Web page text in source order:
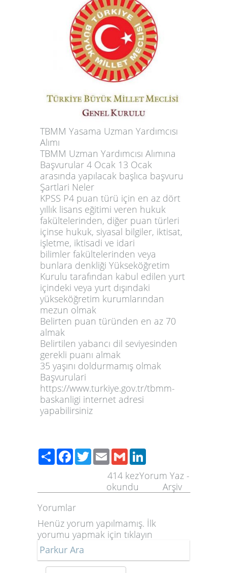
TBMM Yasama Uzman Yardımcısı
Alımı
TBMM Uzman Yardımcısı Alımına
Başvurular 4 Ocak 13 Ocak
arasında yapılacak başlıca başvuru
Şartlari Neler
KPSS P4 puan türü için en az dört
yıllık lisans eğitimi veren hukuk
fakültelerinden, diğer puan türleri
içinse hukuk, siyasal bilgiler, iktisat,
işletme, iktisadi ve idari
bilimler fakültelerinden veya
bunlara denkliği Yükseköğretim
Kurulu tarafından kabul edilen yurt
içindeki veya yurt dışındaki
yükseköğretim kurumlarından
mezun olmak
Belirten puan türünden en az 70
almak
Belirtilen yabancı dil seviyesinden
gerekli puanı almak
35 yaşını doldurmamış olmak
Başvurulari
https://www.turkiye.gov.tr/tbmm-
baskanligi internet adresi
yapabilirsiniz
ShareFacebook
TwitterEmailGmail
Yorum Yaz -
Arşiv
414 kez
okundu
Yorumlar
Henüz yorum yapılmamış. İlk
yorumu yapmak için tıklayın
Parkur Ara